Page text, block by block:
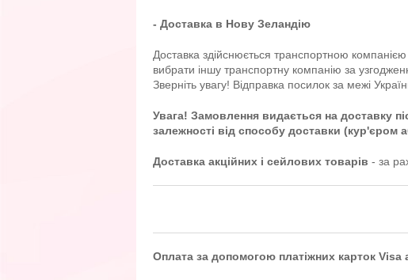
- Доставка в Нову Зеландію
Доставка здійснюється транспортною
вибрати іншу транспортну компанію за
Зверніть увагу! Відправка посилок за межі
Увага! Замовлення видається на доставку
залежності від способу доставки (кур'єром
Доставка акційних і сейлових товарів - за
Оплата за допомогою платіжних карток Visa